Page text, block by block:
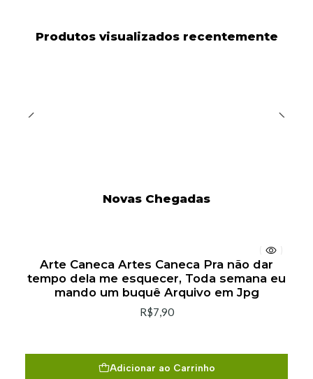
Produtos visualizados recentemente
Novas Chegadas
Arte Caneca Artes Caneca Pra não dar
tempo dela me esquecer, Toda semana eu
mando um buquê Arquivo em Jpg
R$7,90
Adicionar ao Carrinho